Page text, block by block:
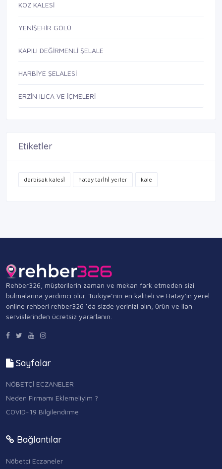
KOZ KALESİ
YENİŞEHİR GÖLÜ
KAPILI DEĞİRMENLİ ŞELALE
HARBİYE ŞELALESİ
ERZİN ILICA VE İÇMELERİ
Etiketler
darbisak kalesi̇ hatay tari̇hi̇ yerler kale
Rehber326, müşterilerin zaman ve mekan fark etmeden sizi
bulmalarına yardımcı olur. Türkiye’nin en kaliteli ve Hatay'ın yerel
online rehberi rehber326 ‘da sizde yerinizi alın, ürün ve ilan
servislerinden ücretsiz yararlanın.
Sayfalar
NÖBETÇİ ECZANELER
Neden Firmamı Eklemeliyim ?
COVID-19 Bilgilendirme
Bağlantılar
Nöbetçi Eczaneler